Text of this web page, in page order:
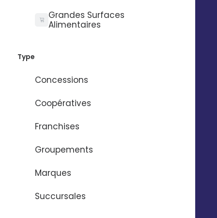
Grandes Surfaces
Alimentaires
Type
Concessions
Coopératives
Franchises
Groupements
Marques
Succursales
Donnez de l'autonomie à vos établissements de
Découvrez d'autres
fonctionnalités qui facilitent
marketing